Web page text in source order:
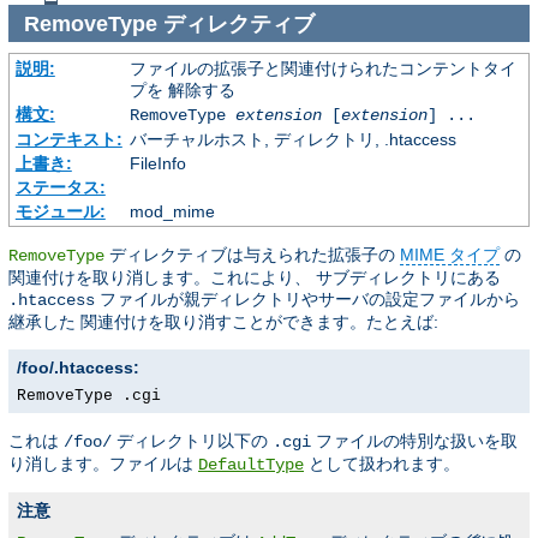
RemoveTypeディレクティブ
説明:
ファイルの拡張子と関連付けられたコンテントタイ
プを 解除する
構文:
RemoveType extension[extension] ...
コンテキスト: バーチャルホスト, ディレクトリ, .htaccess
上書き:
FileInfo
ステータス:
モジュール:
mod_mime
RemoveType ディレクティブは与えられた拡張子の MIME タイプの
関連付けを取り消します。これにより、 サブディレクトリにある
.htaccess ファイルが親ディレクトリやサーバの設定ファイルから
継承した 関連付けを取り消すことができます。たとえば:
/foo/.htaccess:
RemoveType .cgi
これは /foo/ ディレクトリ以下の .cgi ファイルの特別な扱いを取
り消します。ファイルは DefaultType として扱われます。
注意